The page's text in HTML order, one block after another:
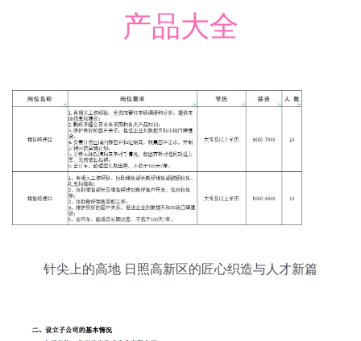
产品大全
针尖上的高地 日照高新区的匠心织造与人才新篇